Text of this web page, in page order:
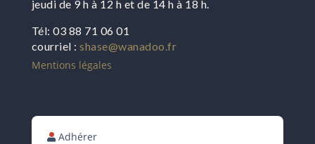
jeudi de 9 h à 12 h et de 14 h à 18 h.
Tél: 03 88 71 06 01
courriel :shase@wanadoo.fr
Mentions légales
Adhérer